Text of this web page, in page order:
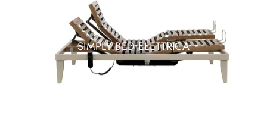
SIMPLY BED ELETTRICA